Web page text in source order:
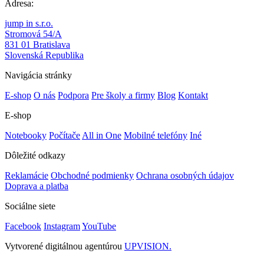
Adresa:
jump in s.r.o.
Stromová 54/A
831 01 Bratislava
Slovenská Republika
Navigácia stránky
E-shop O nás Podpora Pre školy a firmy Blog Kontakt
E-shop
Notebooky Počítače All in One Mobilné telefóny Iné
Dôležité odkazy
Reklamácie Obchodné podmienky Ochrana osobných údajov
Doprava a platba
Sociálne siete
Facebook InstagramYouTube
Vytvorené digitálnou agentúrou UPVISION.